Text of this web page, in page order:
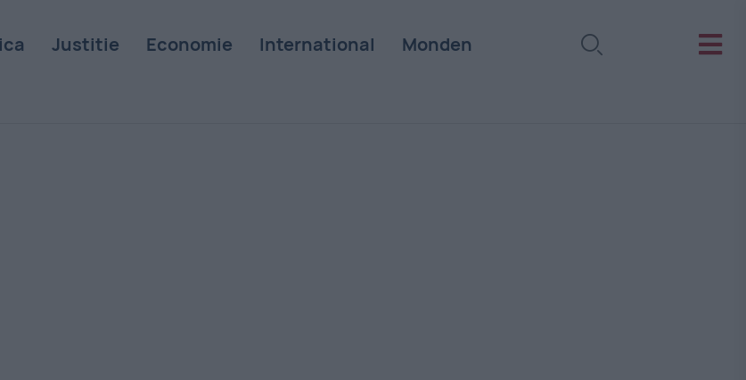
Justitie Economie International Monden